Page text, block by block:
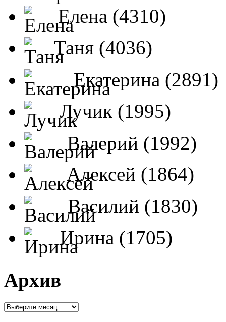
Елена (4310)
Таня (4036)
Екатерина (2891)
Лучик (1995)
Валерий (1992)
Алексей (1864)
Василий (1830)
Ирина (1705)
Архив